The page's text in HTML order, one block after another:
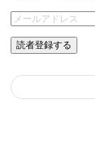
読者登録する